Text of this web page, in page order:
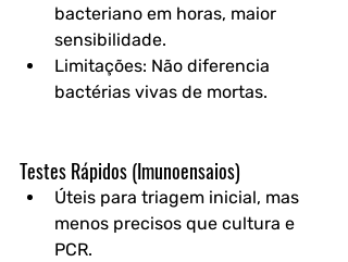
bacteriano em horas, maior
sensibilidade.
Limitações: Não diferencia
bactérias vivas de mortas.
Testes Rápidos (Imunoensaios)
Úteis para triagem inicial, mas
menos precisos que cultura e
PCR.